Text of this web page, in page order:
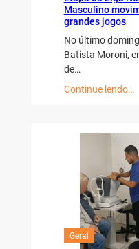
Masculino
grandes jogos
No último
Batista Moroni,
de…
Continue lendo…
Geral